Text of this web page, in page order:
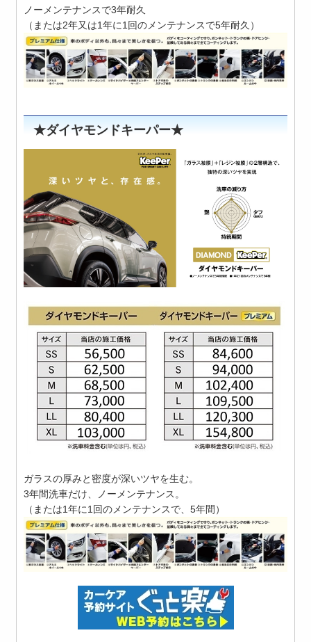
ノーメンテナンスで3年耐久
（または2年又は1年に1回のメンテナンスで5年耐久）
★ダイヤモンドキーパー★
ガラスの厚みと密度が深いツヤを生む。
3年間洗車だけ、ノーメンテナンス。
（または1年に1回のメンテナンスで、5年間）